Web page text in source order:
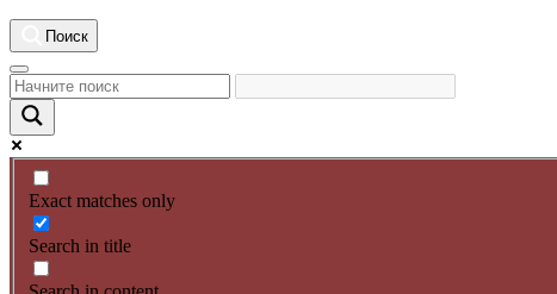
Поиск
Exact matches only
Search in title